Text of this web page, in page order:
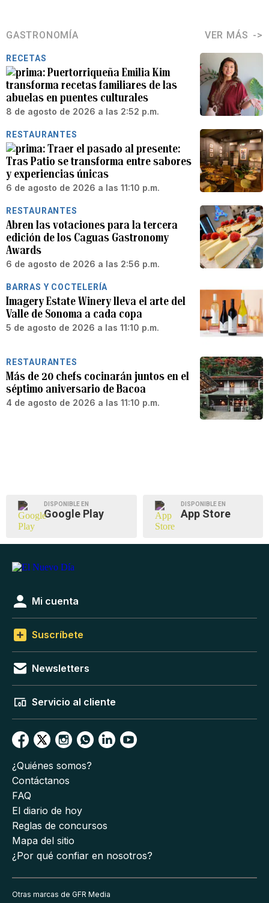
GASTRONOMÍA VER MÁS
RECETAS
Puertorriqueña Emilia Kim
transforma recetas familiares de las
abuelas en puentes culturales
8 de agosto de 2026 a las 2:52 p.m.
RESTAURANTES
Traer el pasado al presente:
Tras Patio se transforma entre sabores
y experiencias únicas
6 de agosto de 2026 a las 11:10 p.m.
RESTAURANTES
Abren las votaciones para la tercera
edición de los Caguas Gastronomy
Awards
6 de agosto de 2026 a las 2:56 p.m.
BARRAS Y COCTELERÍA
Imagery Estate Winery lleva el arte del
Valle de Sonoma a cada copa
5 de agosto de 2026 a las 11:10 p.m.
RESTAURANTES
Más de 20 chefs cocinarán juntos en el
séptimo aniversario de Bacoa
4 de agosto de 2026 a las 11:10 p.m.
DISPONIBLE EN
Google Play
DISPONIBLE EN
App Store
Mi cuenta
Suscríbete
Newsletters
Servicio al cliente
¿Quiénes somos?
Contáctanos
FAQ
El diario de hoy
Reglas de concursos
Mapa del sitio
¿Por qué confiar en nosotros?
Otras marcas de GFR Media